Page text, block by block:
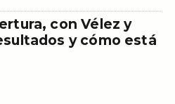
con Vélez y
y cómo está